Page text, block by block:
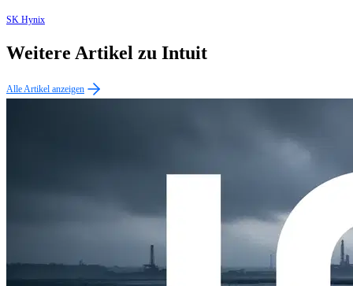
SK Hynix
Weitere Artikel zu Intuit
Alle Artikel anzeigen